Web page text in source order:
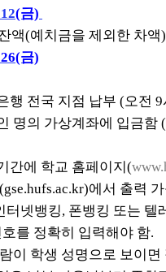
(금)
액(예치금을 제외한 차액)
26(금)
행 전국 지점 납부 (오전 9
명의 가상계좌에 입금함
간에 학교 홈페이지(
에서 출력
넷뱅킹, 폰뱅킹 또는 텔
를 정확히 입력해야 함.
이 학생 성명으로 보이